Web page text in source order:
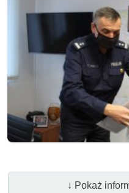
↓ Pokaż